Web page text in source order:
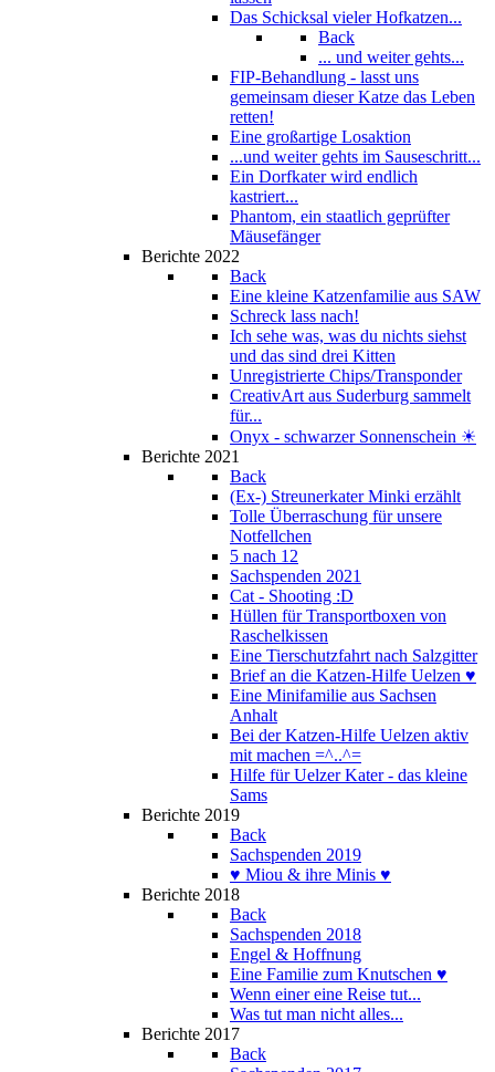
Das Schicksal vieler Hofkatzen...
Back
... und weiter gehts...
FIP-Behandlung - lasst uns
gemeinsam dieser Katze das Leben
retten!
Eine großartige Losaktion
...und weiter gehts im Sauseschritt...
Ein Dorfkater wird endlich
kastriert...
Phantom, ein staatlich geprüfter
Mäusefänger
Berichte 2022
Back
Eine kleine Katzenfamilie aus SAW
Schreck lass nach!
Ich sehe was, was du nichts siehst
und das sind drei Kitten
Unregistrierte Chips/Transponder
CreativArt aus Suderburg sammelt
für...
Onyx - schwarzer Sonnenschein ☀
Berichte 2021
Back
(Ex-) Streunerkater Minki erzählt
Tolle Überraschung für unsere
Notfellchen
5 nach 12
Sachspenden 2021
Cat - Shooting :D
Hüllen für Transportboxen von
Raschelkissen
Eine Tierschutzfahrt nach Salzgitter
Brief an die Katzen-Hilfe Uelzen ♥
Eine Minifamilie aus Sachsen
Anhalt
Bei der Katzen-Hilfe Uelzen aktiv
mit machen =^..^=
Hilfe für Uelzer Kater - das kleine
Sams
Berichte 2019
Back
Sachspenden 2019
♥ Miou & ihre Minis ♥
Berichte 2018
Back
Sachspenden 2018
Engel & Hoffnung
Eine Familie zum Knutschen ♥
Wenn einer eine Reise tut...
Was tut man nicht alles...
Berichte 2017
Back